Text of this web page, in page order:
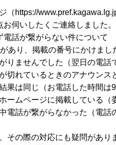
（https://
伺いしたくご連絡しました。
電話が繋がらない件について
あり、掲載の番号にかけま
りませんでした（翌日の電
切れているときのアナウンス
果は同じ（お電話した時間
ームページに掲載している
電話が繋がらなかった（電話
その際の対応にも疑問があ